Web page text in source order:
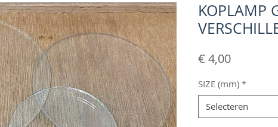
KOPLAMP
€ 4,00Prijs
SIZE (mm) *
Selecteren